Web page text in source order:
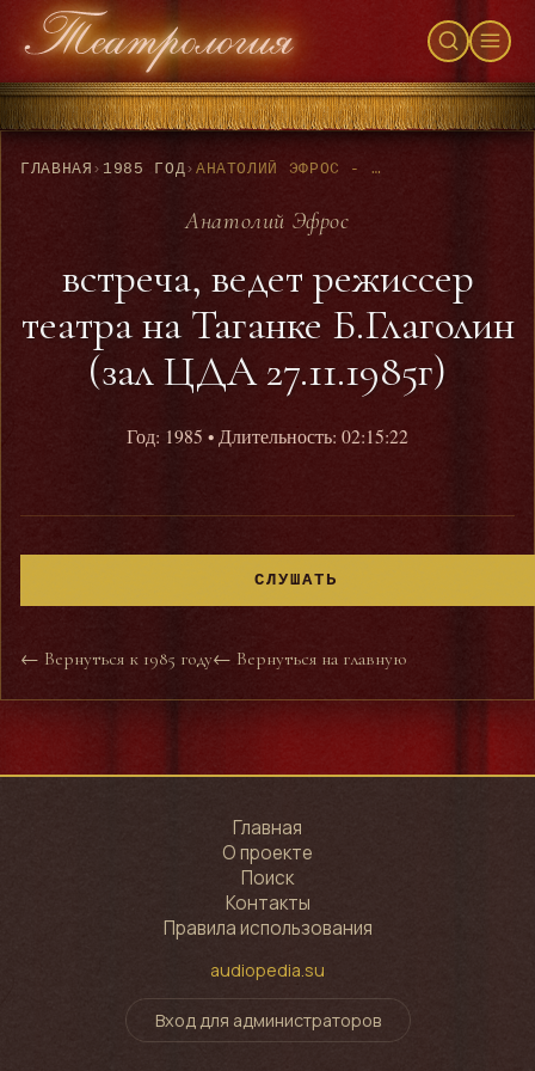
ГЛАВНАЯ › 1985 ГОД› АНАТОЛИЙ ЭФРОС - ВСТРЕЧА, ВЕДЕТ РЕЖИССЕР ТЕАТРА НА ТАГАНКЕ Б.ГЛАГОЛИН (ЗАЛ ЦДА 27.11.1985Г)
Анатолий Эфрос
встреча, ведет режиссер
театра на Таганке Б.Глаголин
(зал ЦДА 27.11.1985г)
Год: 1985 • Длительность: 02:15:22
СЛУШАТЬ
← Вернуться к 1985 году← Вернуться на главную
Главная
О проекте
Поиск
Контакты
Правила использования
audiopedia.su
Вход для администраторов